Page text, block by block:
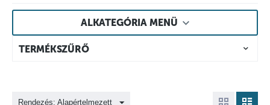
ALKATEGÓRIA MENÜ
TERMÉKSZŰRŐ
Rendezés: Alapértelmezett